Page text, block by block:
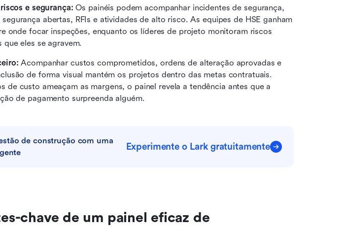
e segurança: Os painéis podem acompanhar incidentes de segurança,
abertas, RFIs e atividades de alto risco. As equipes de HSE ganham
onde focar inspeções, enquanto os líderes de projeto monitoram riscos
que eles se agravem.
Acompanhar custos comprometidos, ordens de alteração aprovadas e
de forma visual mantém os projetos dentro das metas contratuais.
de custo ameaçam as margens, o painel revela a tendência antes que a
de pagamento surpreenda alguém.
de construção com uma
Experimente o Lark gratuitamente
chave de um painel eficaz de